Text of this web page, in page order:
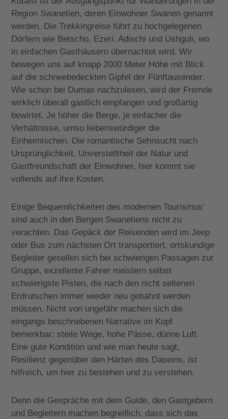
Region Swanetien, deren Einwohner Swanen genannt
werden. Die Trekkingreise führt zu hochgelegenen
Dörfern wie Betscho, Ezeri, Adischi und Ushguli, wo
in einfachen Gasthäusern übernachtet wird. Wir
bewegen uns auf knapp 2000 Meter Höhe mit Blick
auf die schneebedeckten Gipfel der Fünftausender.
Wie schon bei Dumas nachzulesen, wird der Fremde
wirklich überall gastlich empfangen und großartig
bewirtet. Je höher die Berge, je einfacher die
Verhältnisse, umso liebenswürdiger die
Einheimischen. Die romantische Sehnsucht nach
Ursprünglichkeit, Unverstelltheit der Natur und
Gastfreundschaft der Einwohner, hier kommt sie
vollends auf ihre Kosten.
Einige Bequemlichkeiten des modernen Tourismus‘
sind auch in den Bergen Swanetiens nicht zu
verachten. Das Gepäck der Reisenden wird im Jeep
oder Bus zum nächsten Ort transportiert, ortskundige
Begleiter gesellen sich bei schwierigen Passagen zur
Gruppe, exzellente Fahrer meistern selbst
schwierigste Pisten, die nach den nicht seltenen
Erdrutschen immer wieder neu gebahnt werden
müssen. Nicht von ungefähr machen sich die
eingangs beschriebenen Narrative im Kopf
bemerkbar: steile Wege, hohe Pässe, dünne Luft.
Eine gute Kondition und wie man heute sagt,
Resilienz gegenüber den Härten des Daseins, ist
hilfreich, um hier zu bestehen und zu verstehen.
Denn die Gespräche mit dem Guide, den Gastgebern
und Begleitern machen begreiflich, dass sich das